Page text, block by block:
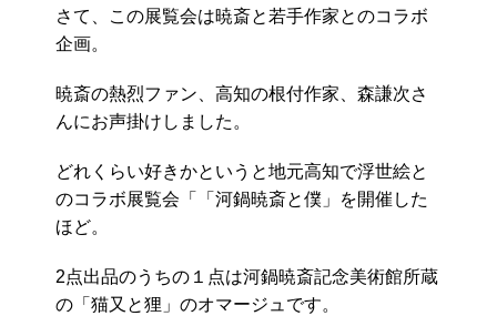
さて、この展覧会は暁斎と若手作家とのコラボ
企画。
暁斎の熱烈ファン、高知の根付作家、森謙次さ
んにお声掛けしました。
どれくらい好きかというと地元高知で浮世絵と
のコラボ展覧会「「河鍋暁斎と僕」を開催した
ほど。
2点出品のうちの１点は河鍋暁斎記念美術館所蔵
の「猫又と狸」のオマージュです。